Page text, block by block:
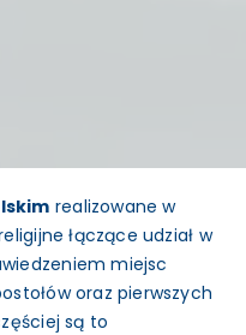
realizowane w
łączące udział w
miejsc
oraz pierwszych
są to